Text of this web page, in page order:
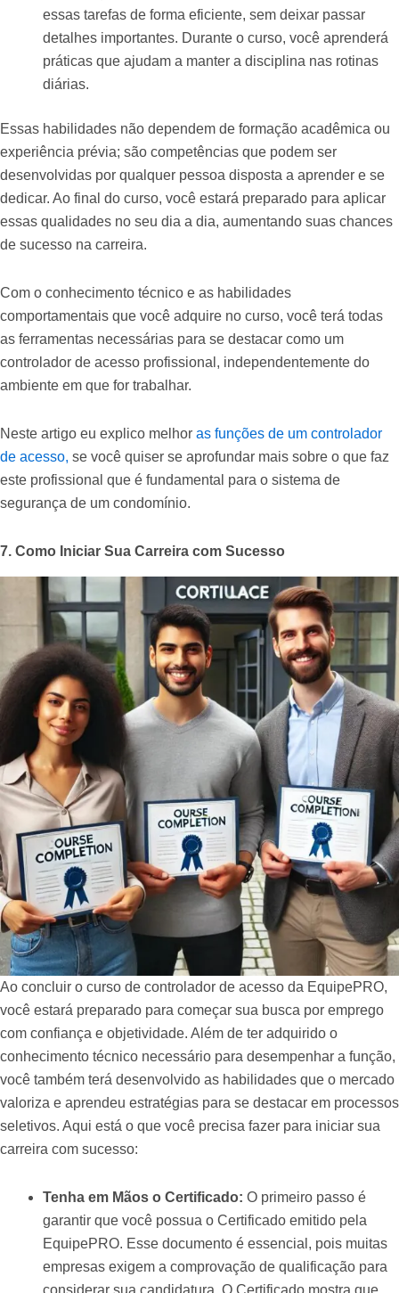
essas tarefas de forma eficiente, sem deixar passar
detalhes importantes. Durante o curso, você aprenderá
práticas que ajudam a manter a disciplina nas rotinas
diárias.
Essas habilidades não dependem de formação acadêmica ou
experiência prévia; são competências que podem ser
desenvolvidas por qualquer pessoa disposta a aprender e se
dedicar. Ao final do curso, você estará preparado para aplicar
essas qualidades no seu dia a dia, aumentando suas chances
de sucesso na carreira.
Com o conhecimento técnico e as habilidades
comportamentais que você adquire no curso, você terá todas
as ferramentas necessárias para se destacar como um
controlador de acesso profissional, independentemente do
ambiente em que for trabalhar.
Neste artigo eu explico melhor as funções de um controlador
de acesso, se você quiser se aprofundar mais sobre o que faz
este profissional que é fundamental para o sistema de
segurança de um condomínio.
7. Como Iniciar Sua Carreira com Sucesso
Ao concluir o curso de controlador de acesso da EquipePRO,
você estará preparado para começar sua busca por emprego
com confiança e objetividade. Além de ter adquirido o
conhecimento técnico necessário para desempenhar a função,
você também terá desenvolvido as habilidades que o mercado
valoriza e aprendeu estratégias para se destacar em processos
seletivos. Aqui está o que você precisa fazer para iniciar sua
carreira com sucesso:
Tenha em Mãos o Certificado: O primeiro passo é
garantir que você possua o Certificado emitido pela
EquipePRO. Esse documento é essencial, pois muitas
empresas exigem a comprovação de qualificação para
considerar sua candidatura. O Certificado mostra que